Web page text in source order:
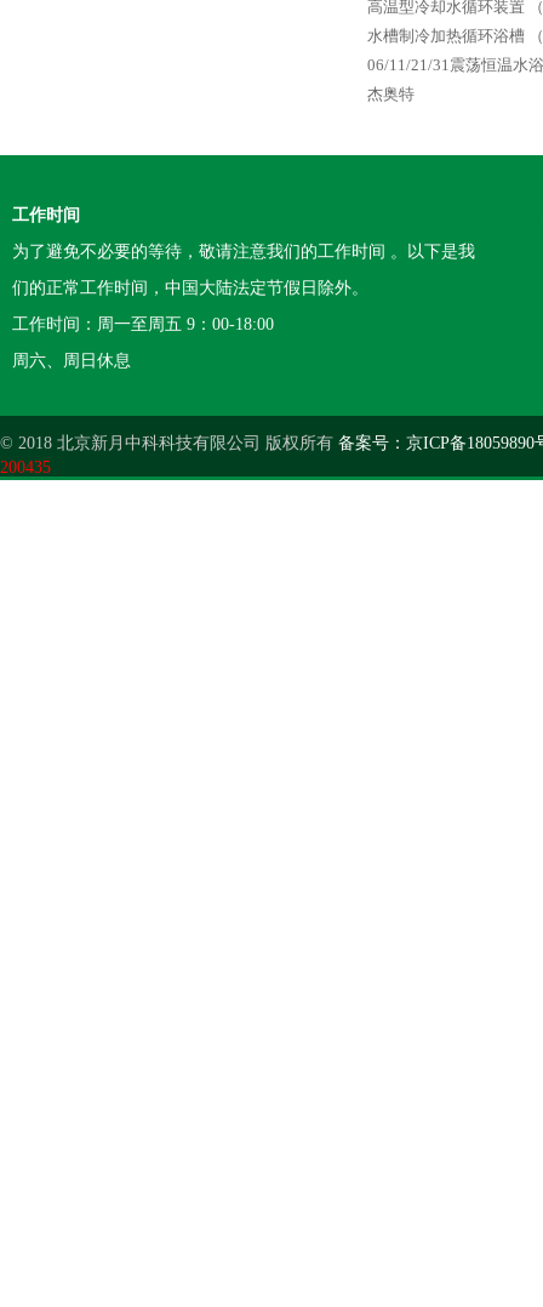
高温型冷却水循环装置
水槽制冷加热循环浴槽
06/11/21/31震荡恒温水
杰奥特
工作时间
为了避免不必要的等待，敬请注意我们的工作时间 。以下是我
们的正常工作时间，中国大陆法定节假日除外。
工作时间：周一至周五 9：00-18:00
周六、周日休息
© 2018 北京新月中科科技有限公司 版权所有 备案号：京ICP备18059890
200435